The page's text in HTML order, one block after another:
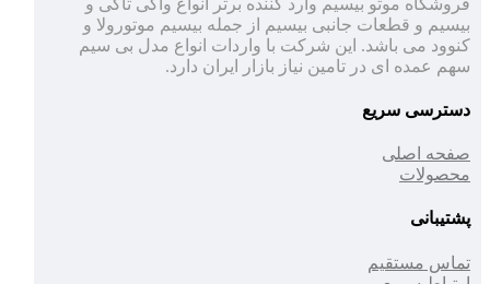
بیسیم و قطعات جانبی بیسیم از جمله بیسیم موتورولا و
کنوود می باشد. این شرکت با واردات انواع مدل بی سیم
سهم عمده ای در تامین نیاز بازار ایران دارد.
دسترسی سریع
صفحه اصلی
محصولات
پشتیبانی
تماس مستقیم